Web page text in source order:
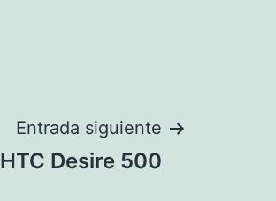
Entrada siguiente
HTC Desire 500